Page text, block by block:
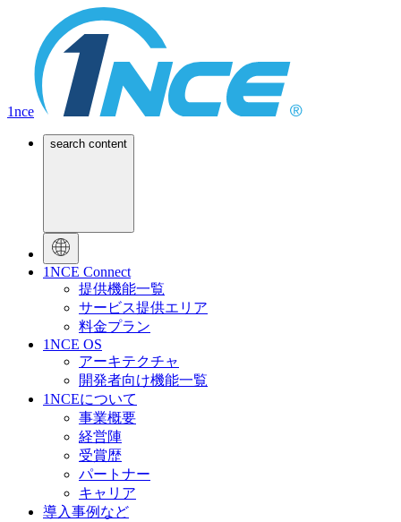
1nce
search content
1NCE Connect
提供機能一覧
サービス提供エリア
料金プラン
1NCE OS
アーキテクチャ
開発者向け機能一覧
1NCEについて
事業概要
経営陣
受賞歴
パートナー
キャリア
導入事例など